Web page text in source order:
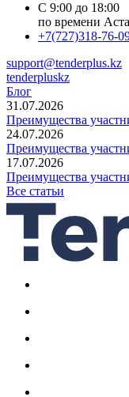
С 9:00 до 18:00
по времени
+7(727)318-76-
support@tenderplus.kz
tenderpluskz
Блог
31.07.2026
Преимущества
24.07.2026
Преимущества
17.07.2026
Преимущества
Все статьи